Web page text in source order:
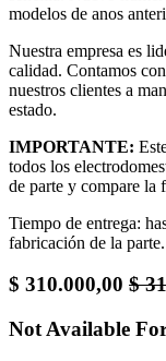
modelos de anos
Nuestra empresa es
calidad. Contamos
nuestros clientes a
estado.
IMPORTANTE:
todos los
de parte y compare la
Tiempo de entrega:
fabricación de la parte.
$ 310.000,00 $
Not Available